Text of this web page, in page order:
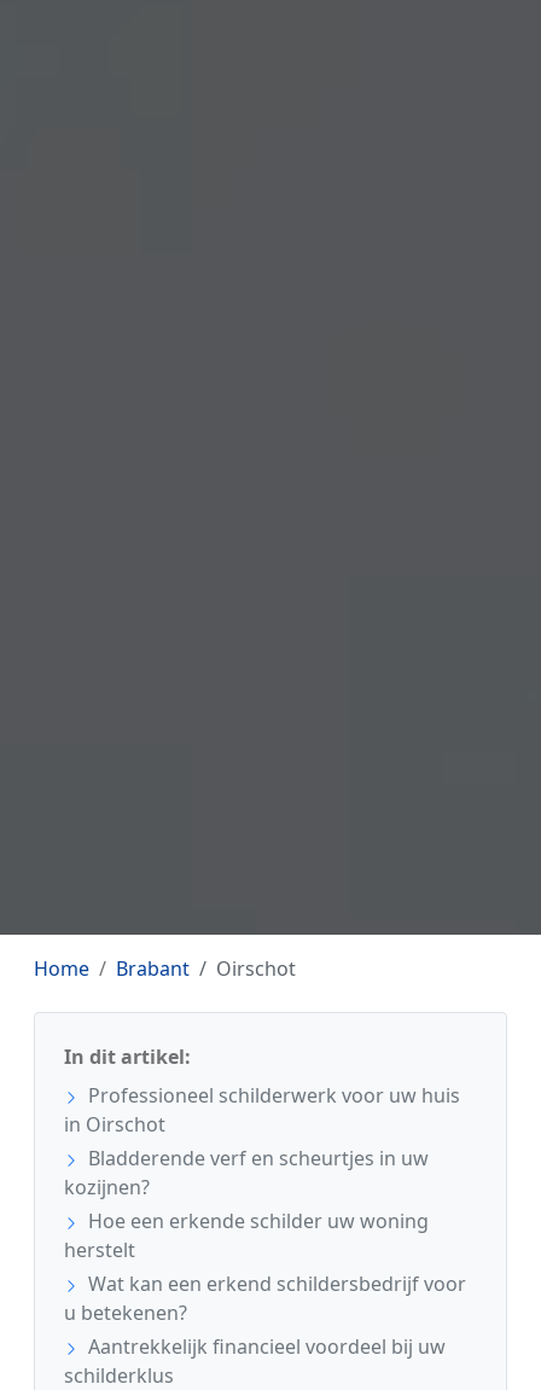
Home Brabant Oirschot
In dit artikel:
Professioneel schilderwerk voor uw huis
in Oirschot
Bladderende verf en scheurtjes in uw
kozijnen?
Hoe een erkende schilder uw woning
herstelt
Wat kan een erkend schildersbedrijf voor
u betekenen?
Aantrekkelijk financieel voordeel bij uw
schilderklus